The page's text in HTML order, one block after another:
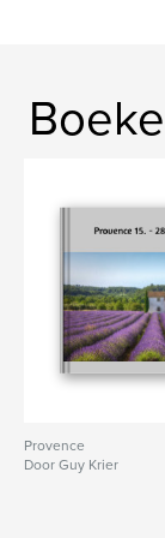
Provence
Door Guy Krier